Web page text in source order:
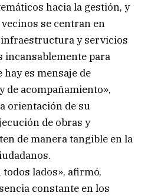
hacia la gestión, y
se centran en
y servicios
incansablemente para
es mensaje de
de acompañamiento»,
orientación de su
de obras y
de manera tangible en la
lados», afirmó,
constante en los